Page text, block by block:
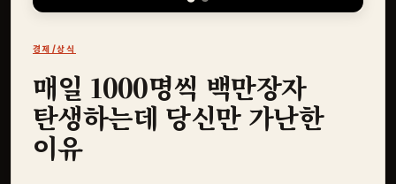
경제/상식
매일 1000명씩 백만장자
탄생하는데 당신만 가난한
이유